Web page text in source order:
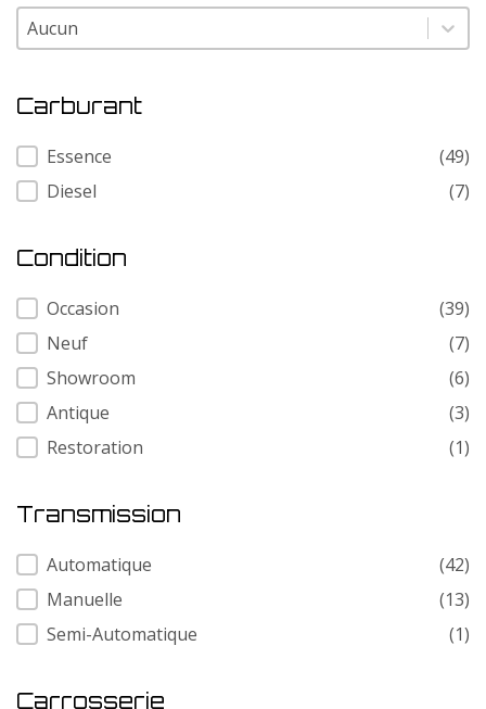
Modele
Modele
Carburant
Carburant
Essence
(49)
Diesel
(7)
Condition
Condition
Occasion
(39)
Neuf
(7)
Showroom
(6)
Antique
(3)
Restoration
(1)
Transmission
Transmission
Automatique
(42)
Manuelle
(13)
Semi-Automatique
(1)
Carrosserie